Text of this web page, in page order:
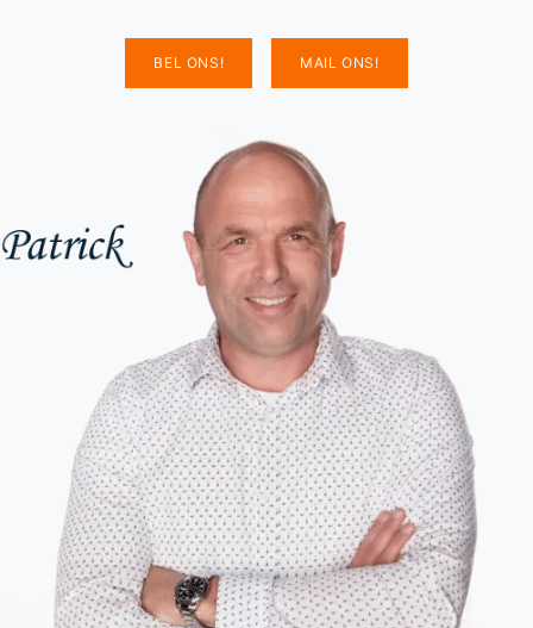
BEL ONS! MAIL ONS!